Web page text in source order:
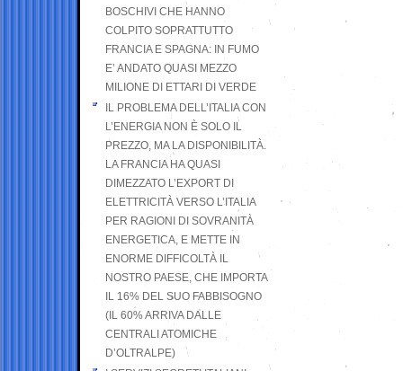
BOSCHIVI CHE HANNO
COLPITO SOPRATTUTTO
FRANCIA E SPAGNA: IN FUMO
E’ ANDATO QUASI MEZZO
MILIONE DI ETTARI DI VERDE
IL PROBLEMA DELL’ITALIA CON
L’ENERGIA NON È SOLO IL
PREZZO, MA LA DISPONIBILITÀ.
LA FRANCIA HA QUASI
DIMEZZATO L’EXPORT DI
ELETTRICITÀ VERSO L’ITALIA
PER RAGIONI DI SOVRANITÀ
ENERGETICA, E METTE IN
ENORME DIFFICOLTÀ IL
NOSTRO PAESE, CHE IMPORTA
IL 16% DEL SUO FABBISOGNO
(IL 60% ARRIVA DALLE
CENTRALI ATOMICHE
D’OLTRALPE)